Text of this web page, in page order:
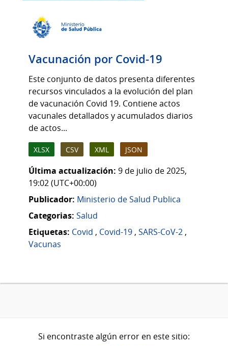
Vacunación por Covid-19
Este conjunto de datos presenta diferentes
recursos vinculados a la evolución del plan
de vacunación Covid 19. Contiene actos
vacunales detallados y acumulados diarios
de actos...
XLSX CSV XML JSON
Última actualización: 9 de julio de 2025,
19:02 (UTC+00:00)
Publicador: Ministerio de Salud Publica
Categorias: Salud
Etiquetas: Covid , Covid-19 , SARS-CoV-2 ,
Vacunas
Si encontraste algún error en este sitio: